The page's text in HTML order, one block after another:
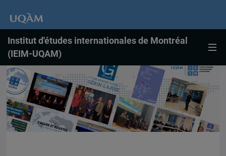
Institut d'études internationales de Montréal
(IEIM-UQAM)